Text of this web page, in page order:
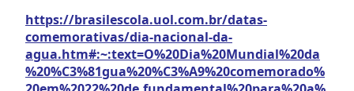
https://brasilescola.uol.com.br/datas-
comemorativas/dia-nacional-da-
agua.htm#:~:text=O%20Dia%20Mundial%20da
%20%C3%81gua%20%C3%A9%20comemorado%